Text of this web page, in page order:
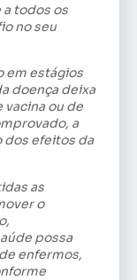
todos os
no seu
em estágios
doença deixa
ou de
a
dos efeitos da
as
o
possa
enfermos,